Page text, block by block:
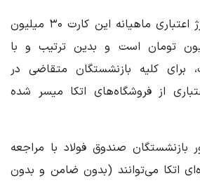
راشدی گفت: مبلغ شارژ اعتباری ماهیانه این کارت ۳۰ میلیون
تومان است و بدین ترتیب و با
برای کلیه بازنشستگان متقاضی در
از فروشگاه‌های اتکا میسر شده
بازنشستگان صندوق فولاد با مراجعه
اتکا می‌توانند (بدون ضامن و بدون